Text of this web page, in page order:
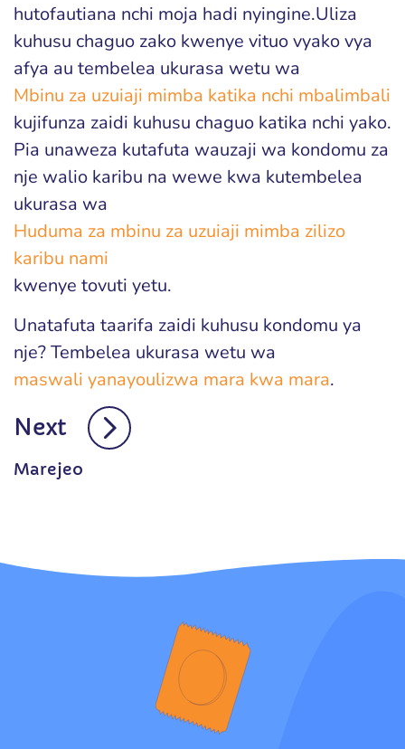
hutofautiana nchi moja hadi nyingine.Uliza
kuhusu chaguo zako kwenye vituo vyako vya
afya au tembelea ukurasa wetu wa
Mbinu za uzuiaji mimba katika nchi mbalimbali
kujifunza zaidi kuhusu chaguo katika nchi yako.
Pia unaweza kutafuta wauzaji wa kondomu za
nje walio karibu na wewe kwa kutembelea
ukurasa wa
Huduma za mbinu za uzuiaji mimba zilizo
karibu nami
kwenye tovuti yetu.
Unatafuta taarifa zaidi kuhusu kondomu ya
nje? Tembelea ukurasa wetu wa
maswali yanayoulizwa mara kwa mara.
Next
Marejeo